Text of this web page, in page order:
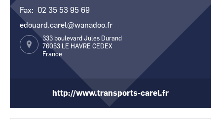
Fax
02 35 53 95 69
edouard.carel@wanadoo.fr
333 boulevard Jules Durand
76053 LE HAVRE CEDEX
France
http://www.transports-carel.fr